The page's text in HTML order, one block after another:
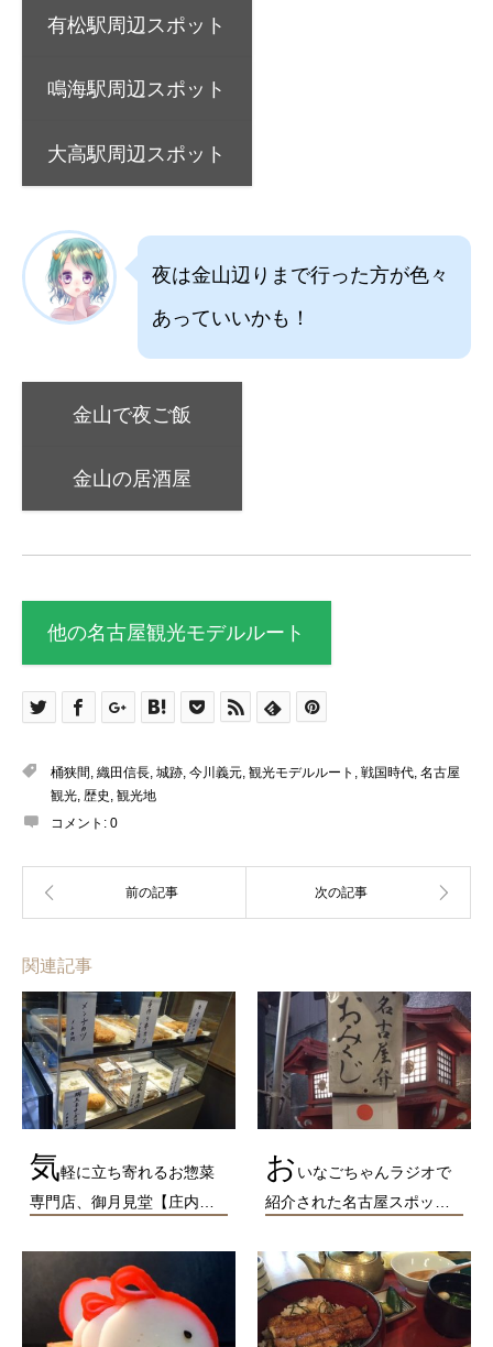
有松駅周辺スポット
鳴海駅周辺スポット
大高駅周辺スポット
夜は金山辺りまで行った方が色々
あっていいかも！
金山で夜ご飯
金山の居酒屋
他の名古屋観光モデルルート
桶狭間, 織田信長, 城跡, 今川義元, 観光モデルルート , 戦国時代, 名古屋
観光, 歴史 , 観光地
コメント: 0
関連記事
気軽に立ち寄れるお惣菜
専門店、御月見堂【庄内…
おいなごちゃんラジオで
紹介された名古屋スポッ…